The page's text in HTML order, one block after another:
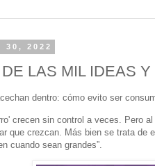
30, 2022
LAS MIL IDEAS Y
dentro: cómo evito ser
crecen sin control a veces. Pero
que crezcan. Más bien se trata de
cuando sean grandes”.